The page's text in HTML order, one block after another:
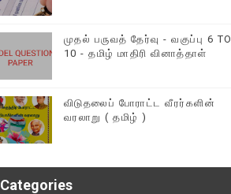
முதல் பருவத் தேர்வு - வகுப்பு 6 TO
10 - தமிழ் மாதிரி வினாத்தாள்
விடுதலைப் போராட்ட வீரர்களின்
வரலாறு ( தமிழ் )
Categories